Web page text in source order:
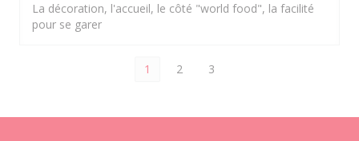
La décoration, l'accueil, le côté "world food", la facilité
pour se garer
1 2 3